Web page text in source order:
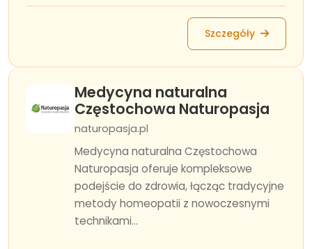
Szczegóły
Medycyna naturalna
Częstochowa Naturopasja
naturopasja.pl
Medycyna naturalna Częstochowa
Naturopasja oferuje kompleksowe
podejście do zdrowia, łącząc tradycyjne
metody homeopatii z nowoczesnymi
technikami...